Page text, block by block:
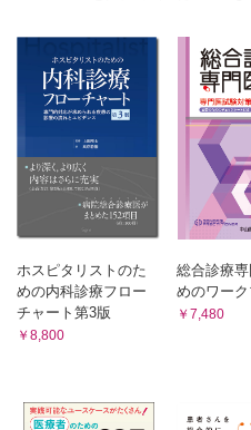
症例10 研究
喫煙する外来患者のうち禁煙
んだろう？
症例11 個人への健康増進と
かかりつけの患者さんとその
きているか？
症例12 幼小児・思春期のケ
登校拒否？ 心の病？ それ
どうしてこの人は最近血糖コ
ホスピタリストのた
めの内科診療フロー
チャート第3版
￥8,800
総合診療
めのワーク
￥7,480